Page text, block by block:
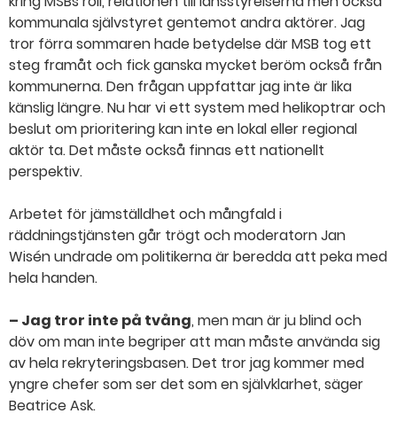
kommunala självstyret gentemot andra aktörer. Jag
tror förra sommaren hade betydelse där MSB tog ett
steg framåt och fick ganska mycket beröm också från
kommunerna. Den frågan uppfattar jag inte är lika
känslig längre. Nu har vi ett system med helikoptrar och
beslut om prioritering kan inte en lokal eller regional
aktör ta. Det måste också finnas ett nationellt
perspektiv.
Arbetet för jämställdhet och mångfald i
räddningstjänsten går trögt och moderatorn Jan
Wisén undrade om politikerna är beredda att peka med
hela handen.
– Jag tror inte på tvång, men man är ju blind och
döv om man inte begriper att man måste använda sig
av hela rekryteringsbasen. Det tror jag kommer med
yngre chefer som ser det som en självklarhet, säger
Beatrice Ask.